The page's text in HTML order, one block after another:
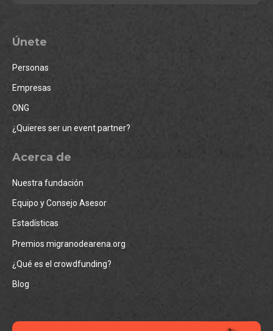
Únete
Personas
Empresas
ONG
¿Quieres ser un event partner?
Acerca de
Nuestra fundación
Equipo y Consejo Asesor
Estadísticas
Premios migranodearena.org
¿Qué es el crowdfunding?
Blog